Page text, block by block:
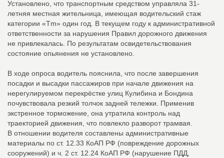
Установлено, что транспортным средством управляла 31-
летняя местная жительница, имеющая водительский стаж
категории «Tm» один год. В текущем году к административной
ответственности за нарушения Правил дорожного движения
не привлекалась. По результатам освидетельствования
состояние опьянения не установлено.
В ходе опроса водитель пояснила, что после завершения
посадки и высадки пассажиров при начале движения на
нерегулируемом перекрёстке улиц Кулибина и Бондина
почувствовала резкий толчок задней тележки. Применив
экстренное торможение, она утратила контроль над
траекторией движения, что повлекло разворот трамвая.
В отношении водителя составлены административные
материалы по ст. 12.33 КоАП РФ (повреждение дорожных
сооружений) и ч. 2 ст. 12.24 КоАП РФ (нарушение ПДД,